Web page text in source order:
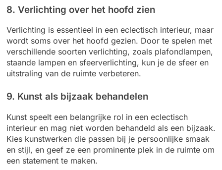
8. Verlichting over het hoofd zien
Verlichting is essentieel in een eclectisch interieur, maar
wordt soms over het hoofd gezien. Door te spelen met
verschillende soorten verlichting, zoals plafondlampen,
staande lampen en sfeerverlichting, kun je de sfeer en
uitstraling van de ruimte verbeteren.
9. Kunst als bijzaak behandelen
Kunst speelt een belangrijke rol in een eclectisch
interieur en mag niet worden behandeld als een bijzaak.
Kies kunstwerken die passen bij je persoonlijke smaak
en stijl, en geef ze een prominente plek in de ruimte om
een statement te maken.